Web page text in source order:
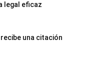
legal eficaz
una citación